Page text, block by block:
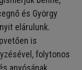
és György
elárulunk.
is
folytonos
anyósának